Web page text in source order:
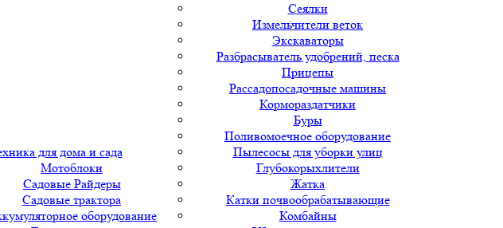
для дома и сада
Мотоблоки
Садовые Райдеры
Садовые трактора
оборудование
Сеялки
Измельчители веток
Экскаваторы
Разбрасыватель удобрений, песка
Прицепы
Рассадопосадочные машины
Кормораздатчики
Буры
Поливомоечное оборудование
Пылесосы для уборки улиц
Глубокорыхлители
Жатка
Катки почвообрабатывающие
Комбайны